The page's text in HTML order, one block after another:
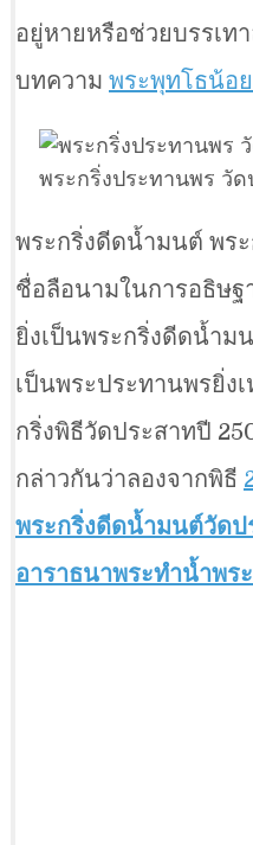
อยู่หายหรือช่วยบรรเท
บทความ พระพุทโธน้อ
พระกริ่งประทานพร วั
พระกริ่งดีดน้ำมนต์ พร
ชื่อลือนามในการอธิษ
ยิ่งเป็นพระกริ่งดีดน้ำ
เป็นพระประทานพรยิ่ง
กริ่งพิธีวัดประสาทปี
กล่าวกันว่าลองจากพิธี
พระกริ่งดีดน้ำมนต์วัดป
อาราธนาพระทำน้ำพร